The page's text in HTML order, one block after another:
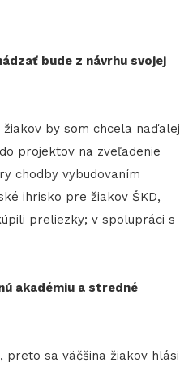
bude z návrhu svojej
by som chcela naďalej
projektov na zveľadenie
chodby vybudovaním
ihrisko pre žiakov ŠKD,
preliezky; v spolupráci s
akadémiu a stredné
preto sa väčšina žiakov hlási